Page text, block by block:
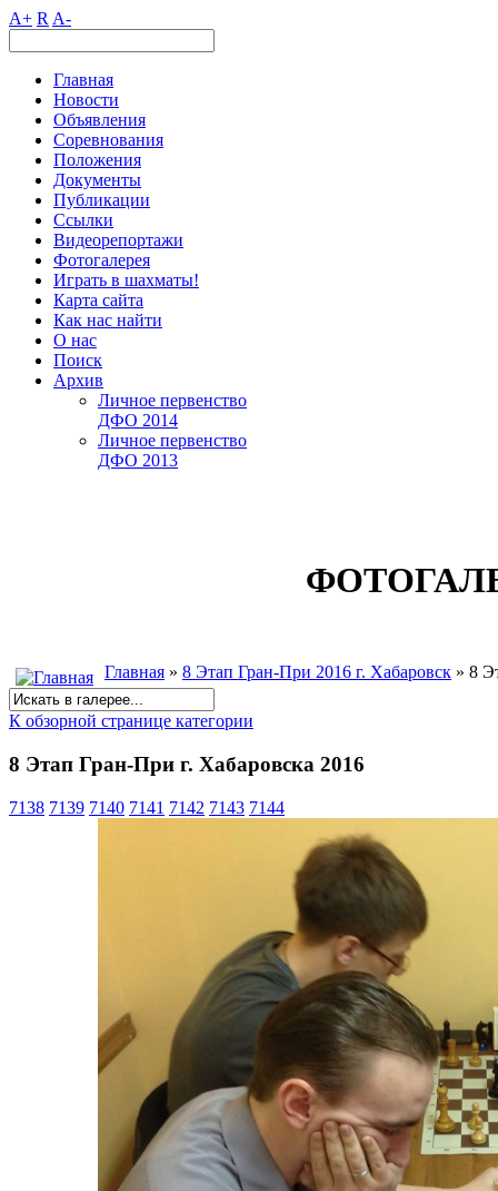
A+ R A-
Главная
Новости
Объявления
Соревнования
Положения
Документы
Публикации
Ссылки
Видеорепортажи
Фотогалерея
Играть в шахматы!
Карта сайта
Как нас найти
О нас
Поиск
Архив
Личное первенство
ДФО 2014
Личное первенство
ДФО 2013
Главная » 8 Этап Гран-При 2016 г. Хабаровск » 8
К обзорной странице категории
8 Этап Гран-При г. Хабаровска 2016
7138 7139 7140 7141 7142 7143 7144